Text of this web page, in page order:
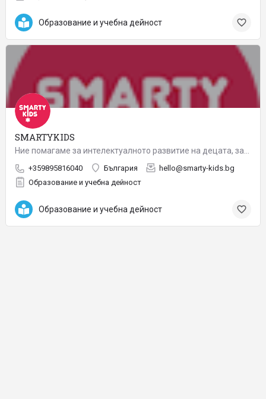
Образование и учебна дейност
SMARTYKIDS
+359895816040 България
hello@smarty-kids.bg
Образование и учебна дейност
Образование и учебна дейност